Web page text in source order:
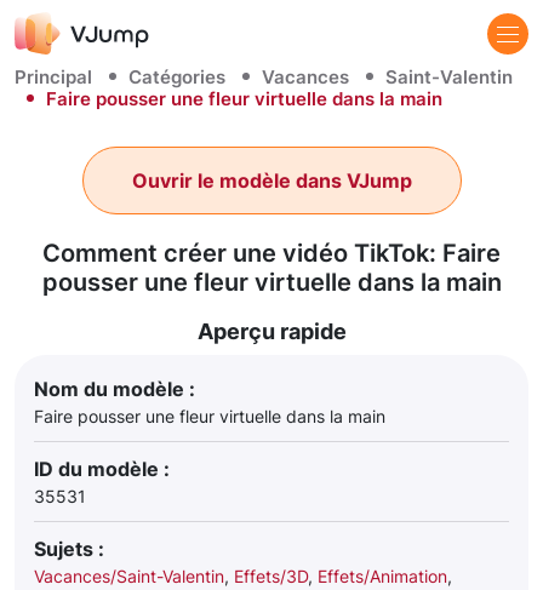
Principal Catégories Vacances
Saint-Valentin
Faire pousser une fleur virtuelle dans la main
Comment créer une vidéo TikTok: Faire
pousser une fleur virtuelle dans la main
Ouvrir le modèle dans VJump
Aperçu rapide
Nom du modèle :
Faire pousser une fleur virtuelle dans la main
ID du modèle :
35531
Sujets :
Vacances/Saint-Valentin, Effets/3D, Effets/Animation,